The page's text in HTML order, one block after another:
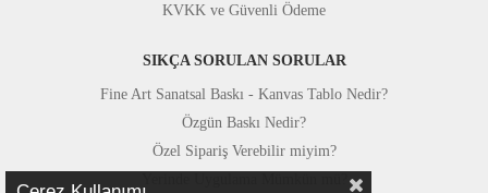
KVKK ve Güvenli Ödeme
SIKÇA SORULAN SORULAR
Fine Art Sanatsal Baskı - Kanvas Tablo Nedir?
Özgün Baskı Nedir?
Özel Sipariş Verebilir miyim?